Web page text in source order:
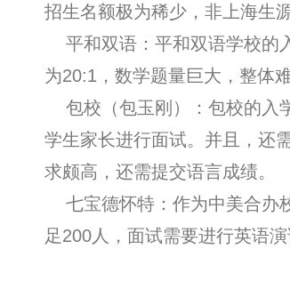
招生名额极为稀少，非上海生
平和双语：平和双语学校的
为20:1，数学题量巨大，整体
包校（包玉刚）：包校的入
学生家长进行面试。并且，还
求颇高，还需提交语言成绩。
七宝德怀特：作为中美合办
足200人，面试需要进行英语演